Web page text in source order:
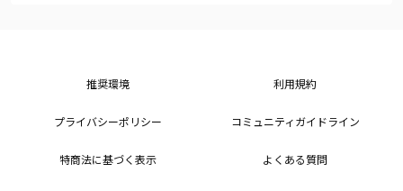
推奨環境 利用規約
プライバシーポリシー コミュニティガイドライン
特商法に基づく表示 よくある質問